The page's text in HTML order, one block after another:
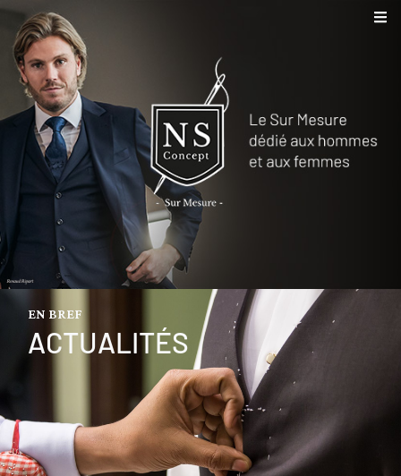
EN BREF
ACTUALITÉS